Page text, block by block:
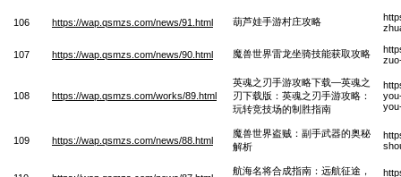
106 https://wap.qsmzs.com/news/91.html 葫芦娃手游村庄攻略
107 https://wap.qsmzs.com/news/90.html 魔兽世界雷龙坐骑技能获取攻略
108 https://wap.qsmzs.com/works/89.html
英魂之刃手游攻略下载—英魂之
刃下载版：英魂之刃手游攻略：
玩转竞技场的制胜指南
109 https://wap.qsmzs.com/news/88.html
魔兽世界盗贼：副手武器的奥秘
解析
航海名将合成指南：远航征途，